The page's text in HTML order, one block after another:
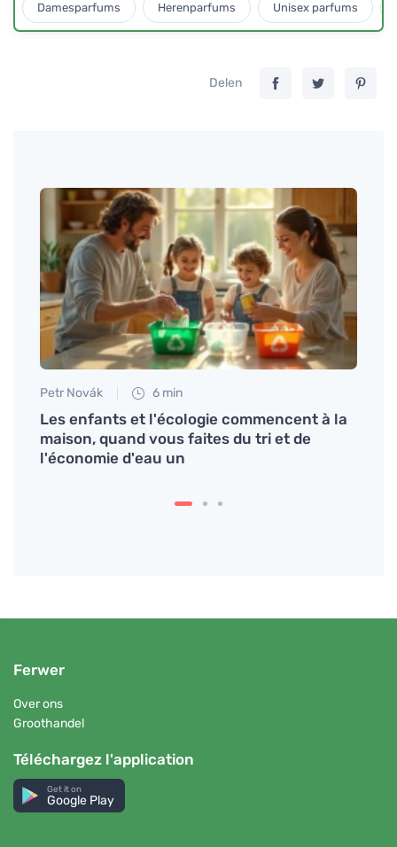
Damesparfums Herenparfums Unisex parfums
Delen
Petr Novák 6 min
Les enfants et l'écologie commencent à la
maison, quand vous faites du tri et de
l'économie d'eau un
Ferwer
Over ons
Groothandel
Téléchargez l'application
Get it on
Google Play